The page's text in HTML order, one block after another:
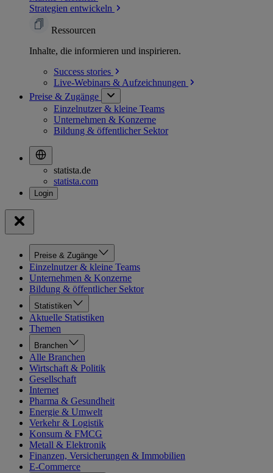
Strategien entwickeln
Ressourcen
Inhalte, die informieren und inspirieren.
Success stories
Live-Webinars & Aufzeichnungen
Preise & Zugänge
Einzelnutzer & kleine Teams
Unternehmen & Konzerne
Bildung & öffentlicher Sektor
statista.de
statista.com
Preise & Zugänge
Einzelnutzer & kleine Teams
Unternehmen & Konzerne
Bildung & öffentlicher Sektor
Statistiken
Aktuelle Statistiken
Themen
Branchen
Alle Branchen
Wirtschaft & Politik
Gesellschaft
Internet
Pharma & Gesundheit
Energie & Umwelt
Verkehr & Logistik
Konsum & FMCG
Metall & Elektronik
Finanzen, Versicherungen & Immobilien
E-Commerce